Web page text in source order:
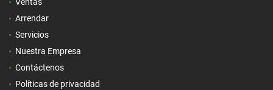
Ventas
Arrendar
Servicios
Nuestra Empresa
Contáctenos
Políticas de privacidad